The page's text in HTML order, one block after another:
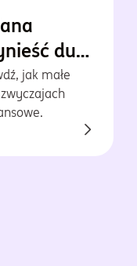
duże
jak małe